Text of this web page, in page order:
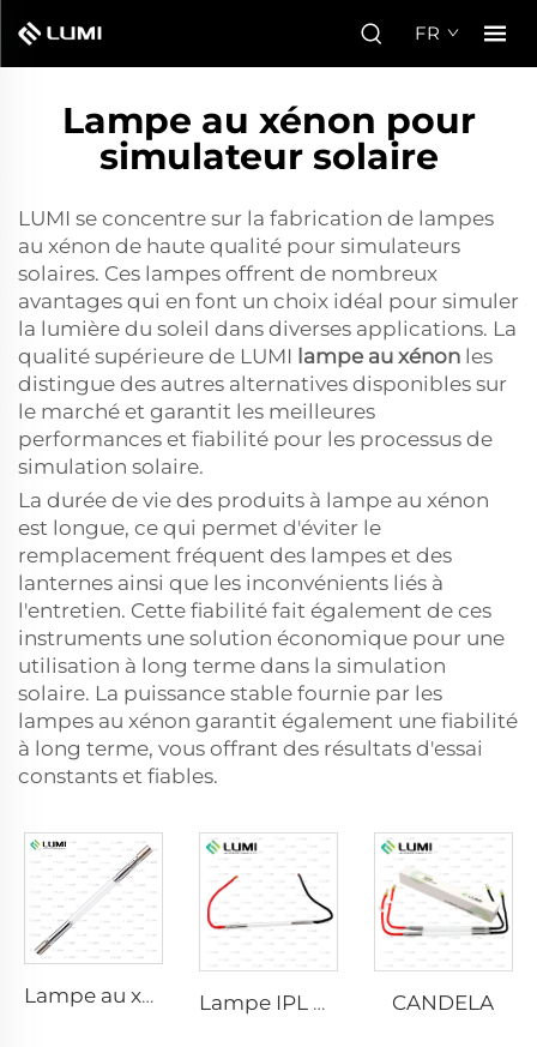
FR
Lampe au xénon pour
simulateur solaire
LUMI se concentre sur la fabrication de lampes
au xénon de haute qualité pour simulateurs
solaires. Ces lampes offrent de nombreux
avantages qui en font un choix idéal pour simuler
la lumière du soleil dans diverses applications. La
qualité supérieure de LUMI lampe au xénon les
distingue des autres alternatives disponibles sur
le marché et garantit les meilleures
performances et fiabilité pour les processus de
simulation solaire.
La durée de vie des produits à lampe au xénon
est longue, ce qui permet d'éviter le
remplacement fréquent des lampes et des
lanternes ainsi que les inconvénients liés à
l'entretien. Cette fiabilité fait également de ces
instruments une solution économique pour une
utilisation à long terme dans la simulation
solaire. La puissance stable fournie par les
lampes au xénon garantit également une fiabilité
à long terme, vous offrant des résultats d'essai
constants et fiables.
Lampe au xénon IPL P1640 – 7×47×110 mm Lampe IPL P2021-7×65×130 mm CANDELA